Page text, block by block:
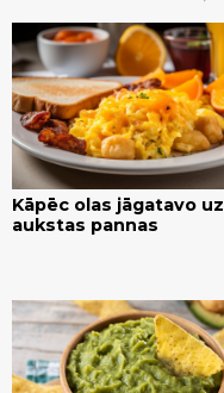
Kāpēc olas jāgatavo uz
aukstas pannas